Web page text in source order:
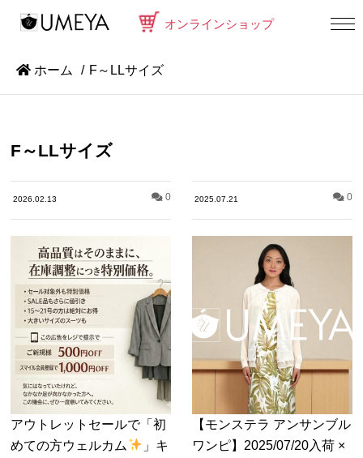
オンラインショップ
ホーム F～LLサイズ
F～LLサイズ
2026.02.13 0
アウトレットセールで「初
めての方ウェルカム
」キ
2025.07.21 0
【モンステラ アンサンブル
ワンピ】2025/07/20入荷 ×